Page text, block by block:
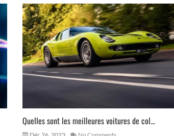
Quelles sont les meilleures voitures de col...